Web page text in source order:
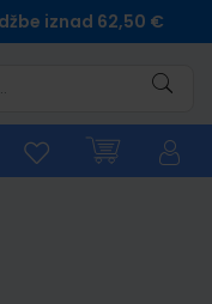
iznad 62,50 €